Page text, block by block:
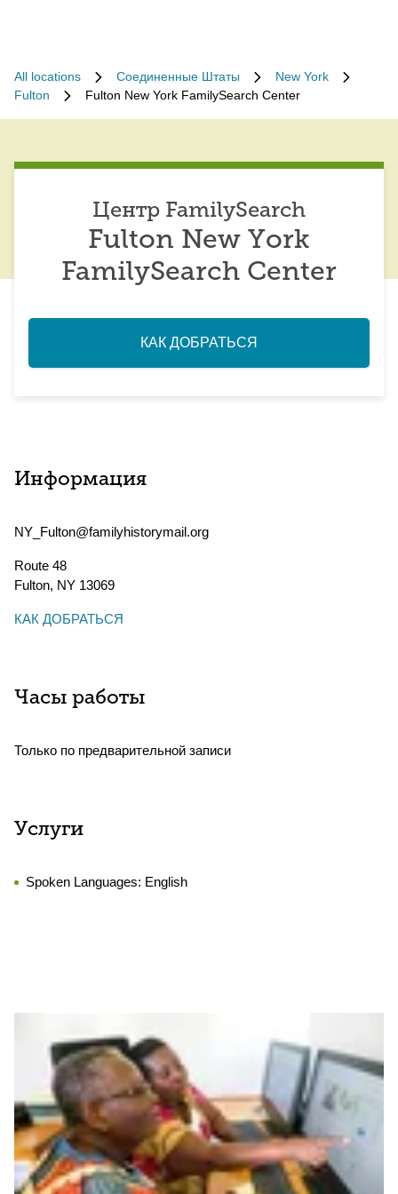
All locations Соединенные Штаты
New York
Fulton
Fulton New York FamilySearch Center
Центр FamilySearch
Fulton New York
FamilySearch Center
КАК ДОБРАТЬСЯ
Информация
NY_Fulton@familyhistorymail.org
Route 48
Fulton, NY 13069
КАК ДОБРАТЬСЯ
Часы работы
Только по предварительной записи
Услуги
Spoken Languages: English